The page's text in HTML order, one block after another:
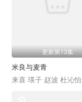
更新第13集
米良与麦青
来喜 瑛子 赵波 杜沁怡